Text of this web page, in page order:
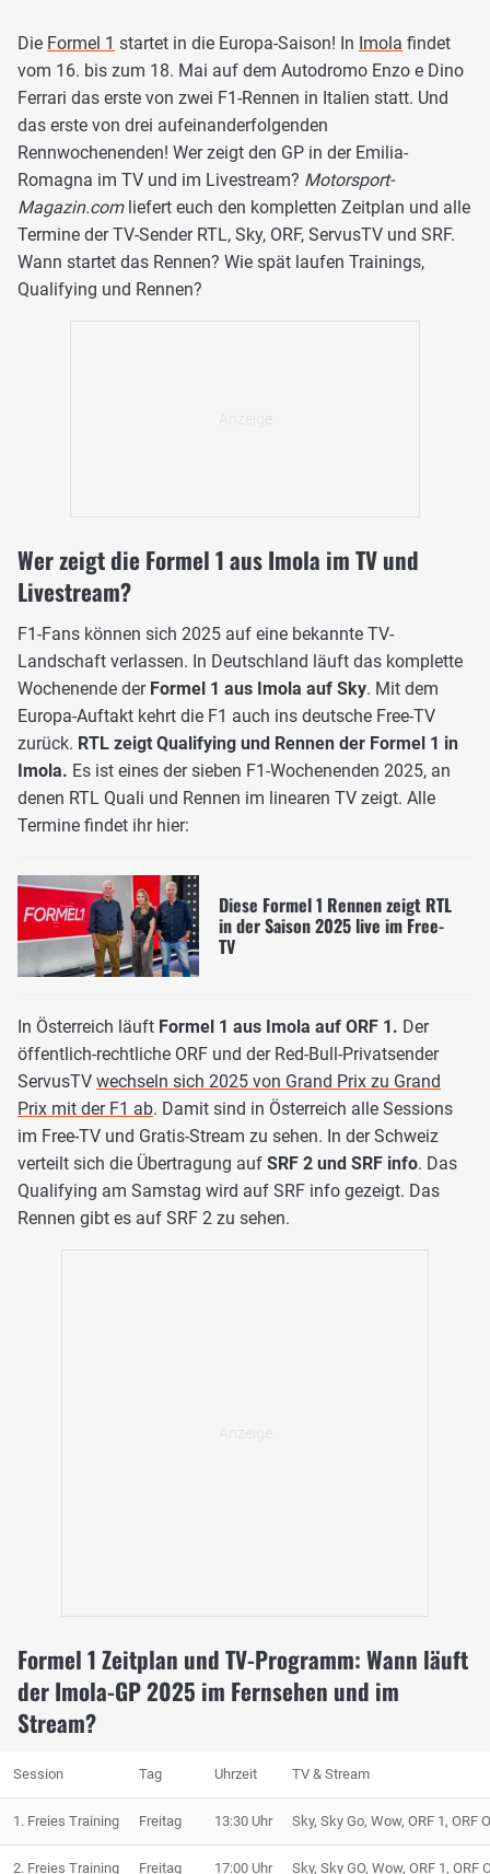
Die Formel 1 startet in die Europa-Saison! In Imola findet
vom 16. bis zum 18. Mai auf dem Autodromo Enzo e Dino
Ferrari das erste von zwei F1-Rennen in Italien statt. Und
das erste von drei aufeinanderfolgenden
Rennwochenenden! Wer zeigt den GP in der Emilia-
Romagna im TV und im Livestream? Motorsport-
Magazin.com liefert euch den kompletten Zeitplan und alle
Termine der TV-Sender RTL, Sky, ORF, ServusTV und SRF.
Wann startet das Rennen? Wie spät laufen Trainings,
Qualifying und Rennen?
Wer zeigt die Formel 1 aus Imola im TV und
Livestream?
F1-Fans können sich 2025 auf eine bekannte TV-
Landschaft verlassen. In Deutschland läuft das komplette
Wochenende der Formel 1 aus Imola auf Sky. Mit dem
Europa-Auftakt kehrt die F1 auch ins deutsche Free-TV
zurück. RTL zeigt Qualifying und Rennen der Formel 1 in
Imola. Es ist eines der sieben F1-Wochenenden 2025, an
denen RTL Quali und Rennen im linearen TV zeigt. Alle
Termine findet ihr hier:
Diese Formel 1 Rennen zeigt RTL
in der Saison 2025 live im Free-
TV
In Österreich läuft Formel 1 aus Imola auf ORF 1. Der
öffentlich-rechtliche ORF und der Red-Bull-Privatsender
ServusTV wechseln sich 2025 von Grand Prix zu Grand
Prix mit der F1 ab. Damit sind in Österreich alle Sessions
im Free-TV und Gratis-Stream zu sehen. In der Schweiz
verteilt sich die Übertragung auf SRF 2 und SRF info. Das
Qualifying am Samstag wird auf SRF info gezeigt. Das
Rennen gibt es auf SRF 2 zu sehen.
Formel 1 Zeitplan und TV-Programm: Wann läuft
der Imola-GP 2025 im Fernsehen und im
Stream?
Session Tag Uhrzeit TV & Stream
1. Freies Training Freitag 13:30 Uhr Sky, Sky Go, Wow, ORF 1, ORF
2. Freies Training Freitag 17:00 Uhr Sky, Sky GO, Wow, ORF 1, ORF